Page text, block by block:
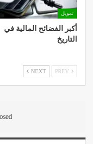
تمويل
أكبر الفضائح المالية في
التاريخ
NEXT